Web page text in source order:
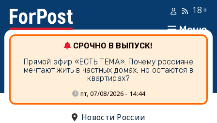
Меню
18+
СРОЧНО В ВЫПУСК!
Прямой эфир «ЕСТЬ ТЕМА». Почему россияне
мечтают жить в частных домах, но остаются в
квартирах?
пт, 07/08/2026 - 14:44
Новости России